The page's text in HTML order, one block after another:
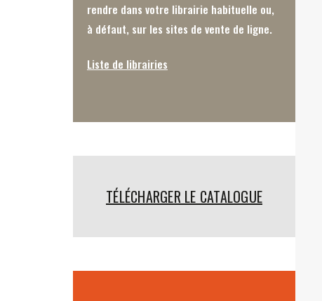
rendre dans votre librairie habituelle ou,
à défaut, sur les sites de vente de ligne.
Liste de librairies
TÉLÉCHARGER LE CATALOGUE